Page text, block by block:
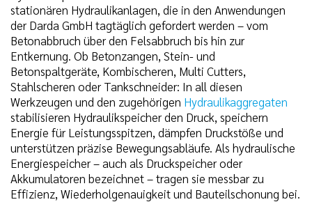
stationären Hydraulikanlagen, die in den Anwendungen
der Darda GmbH tagtäglich gefordert werden – vom
Betonabbruch über den Felsabbruch bis hin zur
Entkernung. Ob Betonzangen, Stein- und
Betonspaltgeräte, Kombischeren, Multi Cutters,
Stahlscheren oder Tankschneider: In all diesen
Werkzeugen und den zugehörigen Hydraulikaggregaten
stabilisieren Hydraulikspeicher den Druck, speichern
Energie für Leistungsspitzen, dämpfen Druckstöße und
unterstützen präzise Bewegungsabläufe. Als hydraulische
Energiespeicher – auch als Druckspeicher oder
Akkumulatoren bezeichnet – tragen sie messbar zu
Effizienz, Wiederholgenauigkeit und Bauteilschonung bei.